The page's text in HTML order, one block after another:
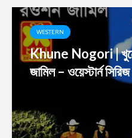
WESTERN
Khune Nogori |
জামিল – ওয়েস্টার্ন সিরিজ